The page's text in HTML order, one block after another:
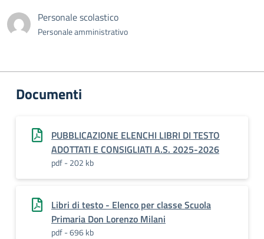
Personale scolastico
Personale amministrativo
Documenti
PUBBLICAZIONE ELENCHI LIBRI DI TESTO
ADOTTATI E CONSIGLIATI A.S. 2025-2026
pdf - 202 kb
Libri di testo - Elenco per classe Scuola
Primaria Don Lorenzo Milani
pdf - 696 kb